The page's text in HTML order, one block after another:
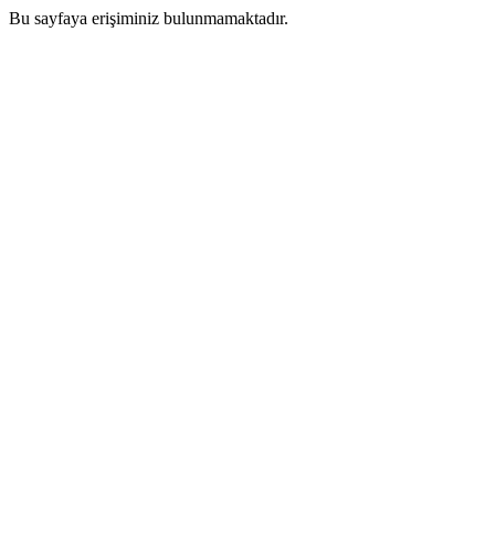
Bu sayfaya erişiminiz bulunmamaktadır.